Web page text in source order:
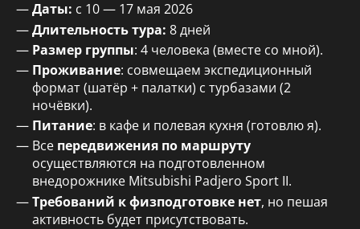
Даты: с 10 — 17 мая 2026
Длительность тура: 8 дней
Размер группы: 4 человека (вместе со мной).
Проживание: совмещаем экспедиционный
формат (шатёр + палатки) с турбазами (2
ночёвки).
Питание: в кафе и полевая кухня (готовлю я).
Все передвижения по маршруту
осуществляются на подготовленном
внедорожнике Mitsubishi Padjero Sport II.
Требований к физподготовке нет, но пешая
активность будет присутствовать.